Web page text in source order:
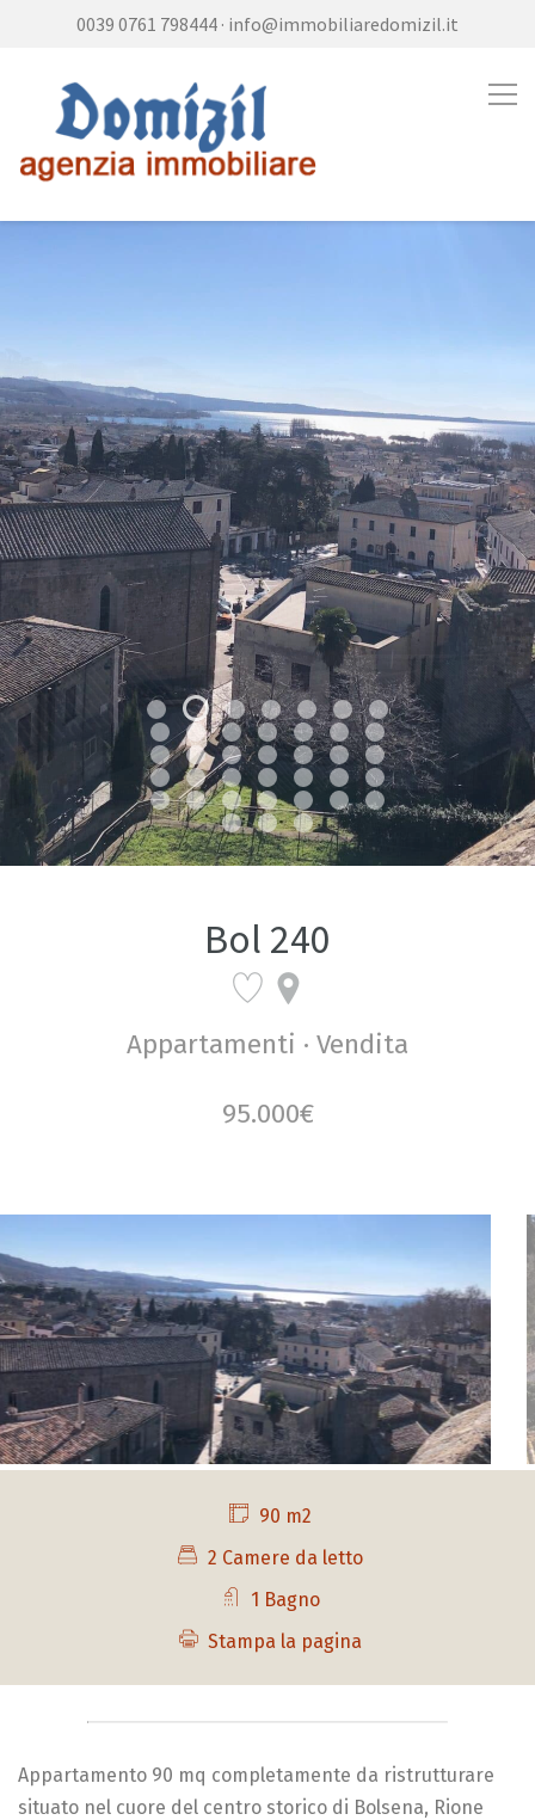
0039 0761 798444 · info@immobiliaredomizil.it
Bol 240
Appartamenti · Vendita
95.000€
90 m2
2 Camere da letto
1 Bagno
Stampa la pagina
Appartamento 90 mq completamente da ristrutturare
situato nel cuore del centro storico di Bolsena, Rione